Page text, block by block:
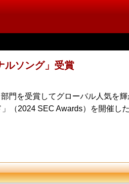
ルソング」受賞
門を受賞してグローバル人気を
（2024 SEC Awards）を開催し